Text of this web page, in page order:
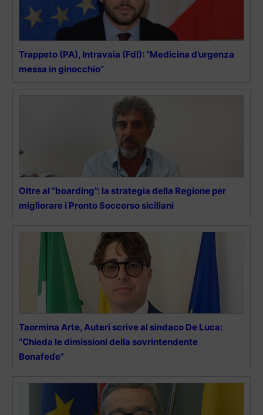
Trappeto (PA), Intravaia (FdI): “Medicina d’urgenza
messa in ginocchio”
Oltre al “boarding”: la strategia della Regione per
migliorare i Pronto Soccorso siciliani
Taormina Arte, Auteri scrive al sindaco De Luca:
“Chieda le dimissioni della sovrintendente
Bonafede”